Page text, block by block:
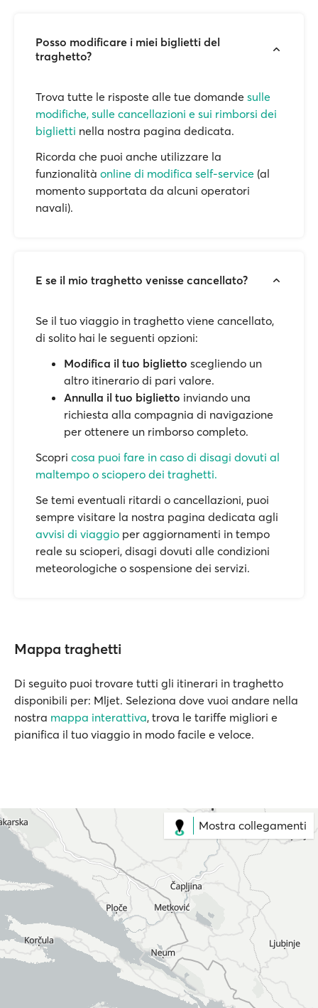
Posso modificare i miei biglietti del
traghetto?
Trova tutte le risposte alle tue domande sulle
modifiche, sulle cancellazioni e sui rimborsi dei
biglietti nella nostra pagina dedicata.
Ricorda che puoi anche utilizzare la
funzionalità online di modifica self-service (al
momento supportata da alcuni operatori
navali).
E se il mio traghetto venisse cancellato?
Se il tuo viaggio in traghetto viene cancellato,
di solito hai le seguenti opzioni:
Modifica il tuo biglietto scegliendo un
altro itinerario di pari valore.
Annulla il tuo biglietto inviando una
richiesta alla compagnia di navigazione
per ottenere un rimborso completo.
Scopri cosa puoi fare in caso di disagi dovuti al
maltempo o sciopero dei traghetti.
Se temi eventuali ritardi o cancellazioni, puoi
sempre visitare la nostra pagina dedicata agli
avvisi di viaggio per aggiornamenti in tempo
reale su scioperi, disagi dovuti alle condizioni
meteorologiche o sospensione dei servizi.
Mappa traghetti
Di seguito puoi trovare tutti gli itinerari in traghetto
disponibili per: Mljet. Seleziona dove vuoi andare nella
nostra mappa interattiva, trova le tariffe migliori e
pianifica il tuo viaggio in modo facile e veloce.
Mostra collegamenti